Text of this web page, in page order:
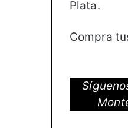
Plata.
Compra